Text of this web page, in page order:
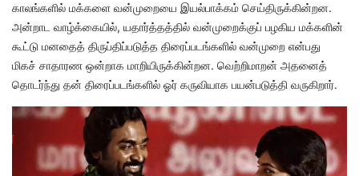
காலங்களில் மக்களை வன்முறையை இயல்பாக்கம் செய்திருக்கின்றன.
அன்றாட வாழ்க்கையில், யதார்த்தத்தில் வன்முறைக்குப் பழகிய மக்களின்
கூட்டு மனதைத் திருப்திப்படுத்த திரைப்படங்களில் வன்முறை என்பது
மிகச் சாதாரண ஒன்றாக மாறியிருக்கின்றன. வெற்றிமாறன் அதனைத்
தொடர்ந்து தன் திரைப்படங்களில் ஓர் கருவியாக பயன்படுத்தி வருகிறார்.